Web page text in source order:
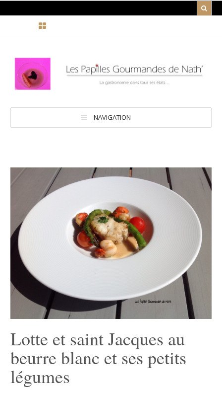
NAVIGATION
Lotte et saint Jacques au
beurre blanc et ses petits
légumes